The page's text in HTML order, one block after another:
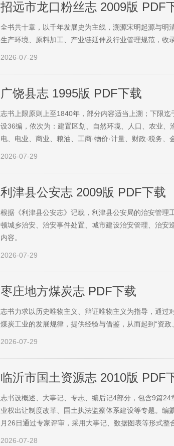
招远市龙口粉丝志 2009版 PDF
全书共十章，以千年发展史为主线，溯源宋明起源与
生产环境、原料加工、产业链延伸及行业管理规范，收
2026-07-29
广饶县志 1995版 PDF下载
志书上限原则上至1840年，部分内容适当上溯；下限
设36编，依次为：建置区划、自然环境、人口、农业
电、电业、商业、粮油、工商·物价·计量、财政·税务、
2026-07-29
利津县公安志 2009版 PDF下载
根据《利津县公安志》记载，利津县公安局的治安管
顿城乡治安、治安事件处置、城市建设治安管理、治
内容。
2026-07-29
枣庄地方煤炭志 PDF下载
志书力求以历史唯物主义、辩证唯物主义为指导，通
煤炭工业的发展规律，提供经验与借鉴，从而起到“资政
2026-07-29
临沂市国土资源志 2010版 PDF
志书设概述、大事记、专志、编后记4部分，包含9篇
业权出让制度改革、国土执法监察体系建设等专题。
月26日通过专家评审，采用大事记、数据图表等形式整
2026-07-28